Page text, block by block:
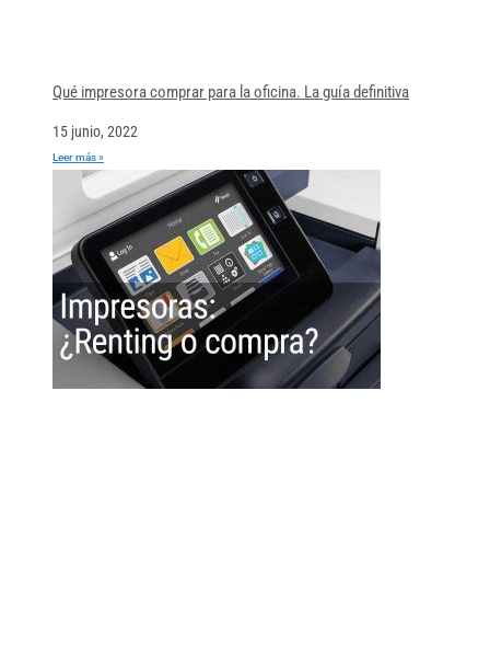
Qué impresora comprar para la oficina. La guía definitiva
15 junio, 2022
Leer más »